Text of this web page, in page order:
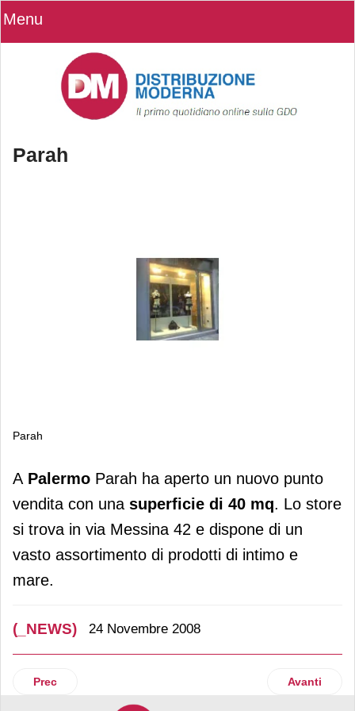
Menu
Parah
Parah
Parah
A Palermo Parah ha aperto un nuovo punto
vendita con una superficie di 40 mq. Lo store
si trova in via Messina 42 e dispone di un
vasto assortimento di prodotti di intimo e
mare.
(_NEWS) 24 Novembre 2008
Articolo precedente: Imetec
Prec Articolo
Avanti